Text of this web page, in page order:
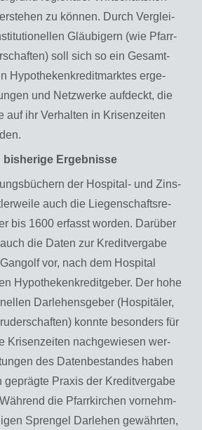
zu kön­nen. Durch Ver­glei­
Gläu­bi­gern (wie Pfarr­
soll sich so ein Ge­samt­
Hy­po­the­ken­kre­dit­mark­tes er­ge­
und Netz­wer­ke auf­deckt, die
auf ihr Ver­hal­ten in Kri­sen­zei­ten
Er­geb­nis­se
der Hos­pi­tal- und Zins­
auch die Lie­gen­schafts­re­
bis 1600 er­fasst wor­den. Dar­über
die Daten zur Kre­dit­ver­ga­be
vor, nach dem Hos­pi­tal
Hy­po­the­ken­kre­dit­ge­ber. Der hohe
Dar­le­hens­ge­ber (Hos­pi­tä­ler,
konn­te be­son­ders für
Kri­sen­zei­ten nach­ge­wie­sen wer­
des Da­ten­be­stan­des haben
ge­präg­te Pra­xis der Kre­dit­ver­ga­be
die Pfarr­kir­chen vor­nehm­
Spren­gel Dar­le­hen ge­währ­ten,